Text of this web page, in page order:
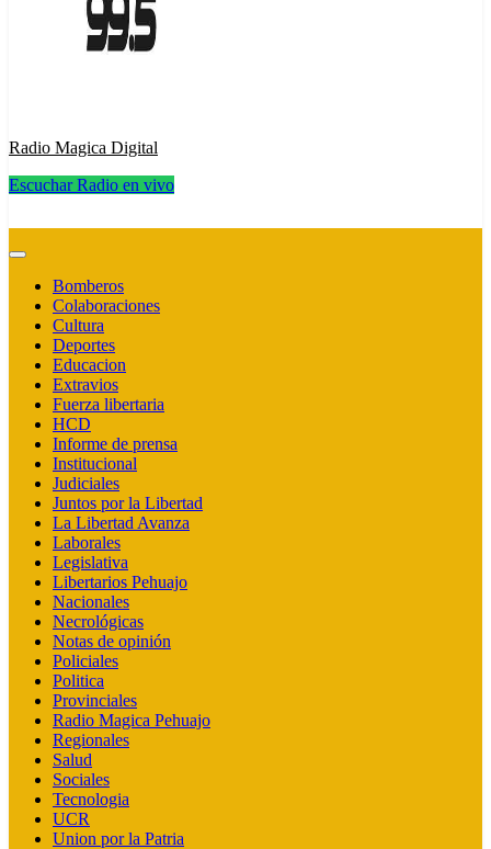
Radio Magica Digital
Escuchar Radio en vivo
Bomberos
Colaboraciones
Cultura
Deportes
Educacion
Extravios
Fuerza libertaria
HCD
Informe de prensa
Institucional
Judiciales
Juntos por la Libertad
La Libertad Avanza
Laborales
Legislativa
Libertarios Pehuajo
Nacionales
Necrológicas
Notas de opinión
Policiales
Politica
Provinciales
Radio Magica Pehuajo
Regionales
Salud
Sociales
Tecnologia
UCR
Union por la Patria